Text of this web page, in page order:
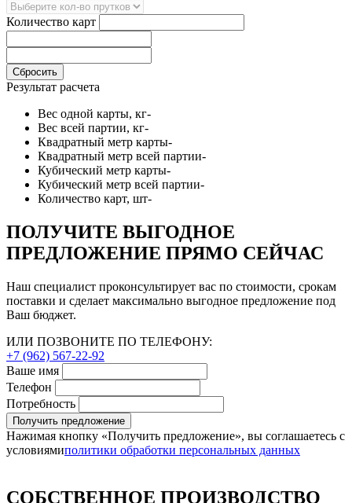
Количество карт
Сбросить
Результат расчета
Вес одной карты, кг-
Вес всей партии, кг-
Квадратный метр карты-
Квадратный метр всей партии-
Кубический метр карты-
Кубический метр всей партии-
Количество карт, шт-
ПОЛУЧИТЕ ВЫГОДНОЕ
ПРЕДЛОЖЕНИЕ ПРЯМО СЕЙЧАС
Наш специалист проконсультирует вас по стоимости, срокам
поставки и сделает максимально выгодное предложение под
Ваш бюджет.
ИЛИ ПОЗВОНИТЕ ПО ТЕЛЕФОНУ:
+7 (962) 567-22-92
Ваше имя
Телефон
Потребность
Получить предложение
Нажимая кнопку «Получить предложение», вы соглашаетесь с
условиямиполитики обработки персональных данных
СОБСТВЕННОЕ ПРОИЗВОДСТВО